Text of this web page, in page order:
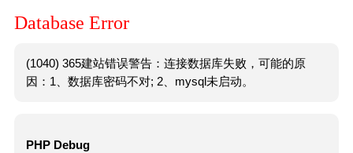
Database Error
(1040) 365建站错误警告：连接数据库失败，可能的原
因：1、数据库密码不对; 2、mysql未启动。
PHP Debug